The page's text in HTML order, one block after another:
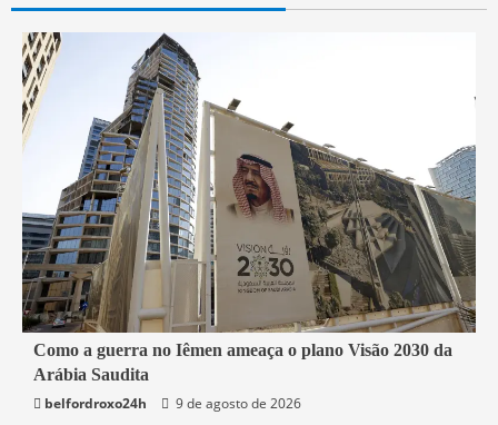
4 min read
Mundo
Como a guerra no Iêmen ameaça o plano Visão 2030 da
Arábia Saudita
belfordroxo24h
9 de agosto de 2026